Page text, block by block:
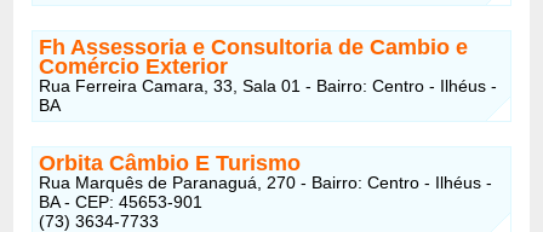
Fh Assessoria e Consultoria de Cambio e
Comércio Exterior
Rua Ferreira Camara, 33, Sala 01 - Bairro: Centro - Ilhéus -
BA
Orbita Câmbio E Turismo
Rua Marquês de Paranaguá, 270 - Bairro: Centro - Ilhéus -
BA - CEP: 45653-901
(73) 3634-7733